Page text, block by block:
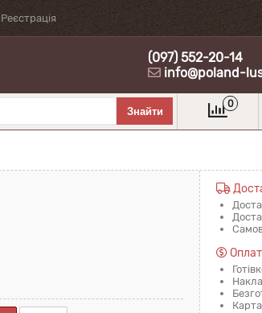
Реєстрація
(097) 552-20-14
info@poland-
0